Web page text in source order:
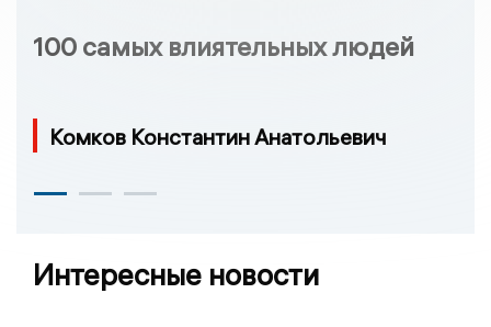
100 самых влиятельных людей
Комков Константин Анатольевич
Интересные новости